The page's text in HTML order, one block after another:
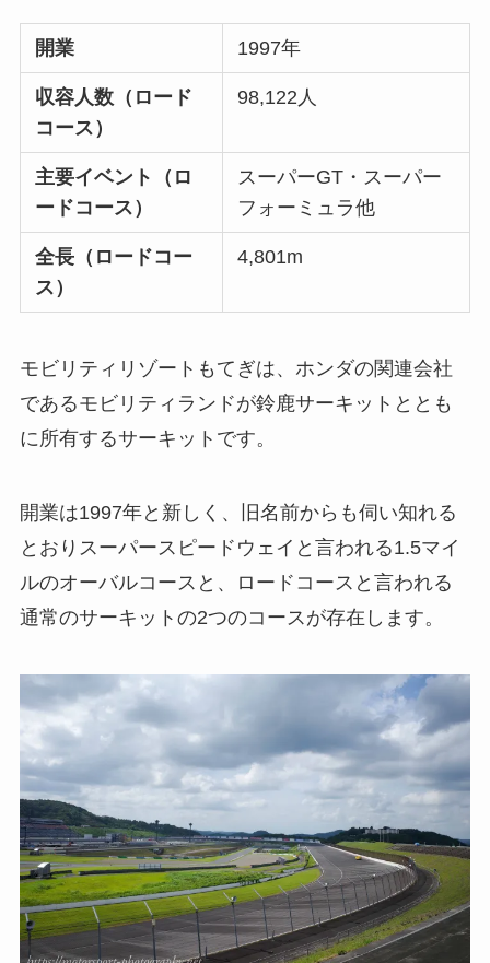
開業 1997年
収容人数（ロード
コース）
98,122人
主要イベント（ロ
ードコース）
スーパーGT・スーパー
フォーミュラ他
全長（ロードコー
ス）
4,801m
モビリティリゾートもてぎは、ホンダの関連会社
であるモビリティランドが鈴鹿サーキットととも
に所有するサーキットです。
開業は1997年と新しく、旧名前からも伺い知れる
とおりスーパースピードウェイと言われる1.5マイ
ルのオーバルコースと、ロードコースと言われる
通常のサーキットの2つのコースが存在します。